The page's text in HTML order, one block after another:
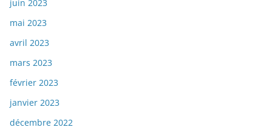
juin 2023
mai 2023
avril 2023
mars 2023
février 2023
janvier 2023
décembre 2022